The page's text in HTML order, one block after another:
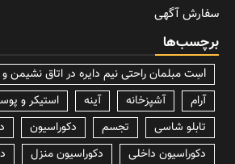
سفارش آگهی
برچسب‌ها
lسِت مبلمان راحتی نیم دایره در اتاق نشیمن و پذیرایی
آرام
آشپزخانه آینه استیکر و
تابلو شاسی
تجسم دکوراسیون
دکوراسیون داخلی
دکوراسیون منزل